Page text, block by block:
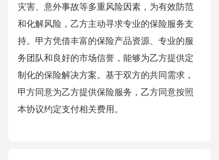
灾害、意外事故等多重风险因素，为有效防范
和化解风险，乙方主动寻求专业的保险服务支
持。甲方凭借丰富的保险产品资源、专业的服
务团队和良好的市场信誉，能够为乙方提供定
制化的保险解决方案。基于双方的共同需求，
甲方同意为乙方提供保险服务，乙方同意按照
本协议约定支付相关费用。